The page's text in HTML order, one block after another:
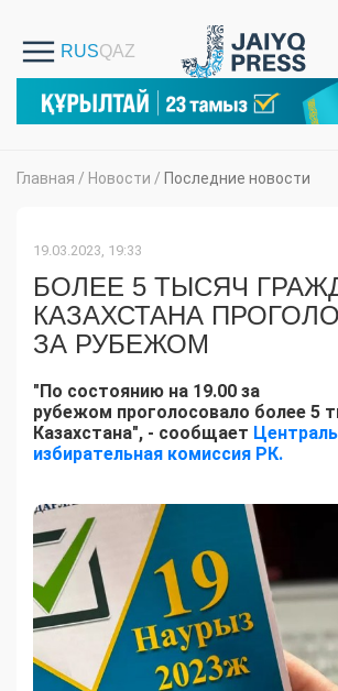
Главная / Новости / Последние новости
19.03.2023, 19:33
БОЛЕЕ 5 ТЫСЯЧ
КАЗАХСТАНА
ЗА РУБЕЖОМ
"По состоянию на 19.00 за
рубежом проголосовало более 5
Казахстана", - сообщает
избирательная комиссия РК.